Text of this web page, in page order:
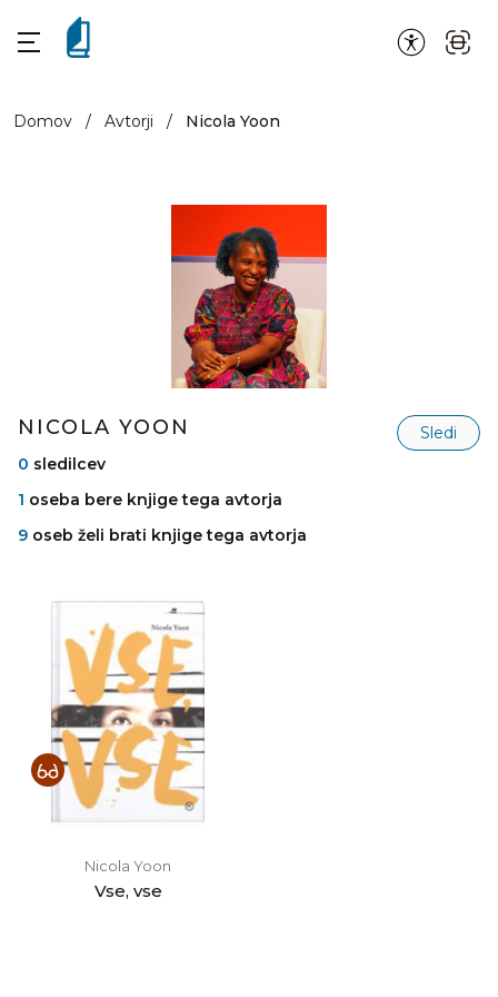
Domov / Avtorji / Nicola Yoon
NICOLA YOON
Sledi
0 sledilcev
1 oseba bere knjige tega avtorja
9 oseb želi brati knjige tega avtorja
Nicola Yoon
Vse, vse